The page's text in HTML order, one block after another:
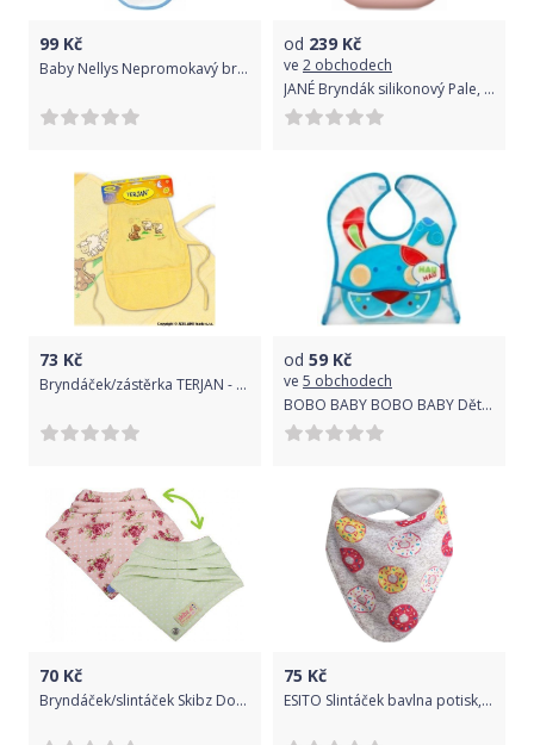
99 Kč
Baby Nellys Nepromokavý bryndáček Milujem nočné desiate, 24 x 27 cm, kluk - bílá/modrá
od 239 Kč
ve 2 obchodech
JANÉ Bryndák silikonový Pale, 4m+
73 Kč
Bryndáček/zástěrka TERJAN - krémově žlutý
od 59 Kč
ve 5 obchodech
BOBO BABY BOBO BABY Dětská zástěrka, bryndák Pejsek - modrý
70 Kč
Bryndáček/slintáček Skibz Doublez
75 Kč
ESITO Slintáček bavlna potisk, Barva donut žlutá, Velikost universal